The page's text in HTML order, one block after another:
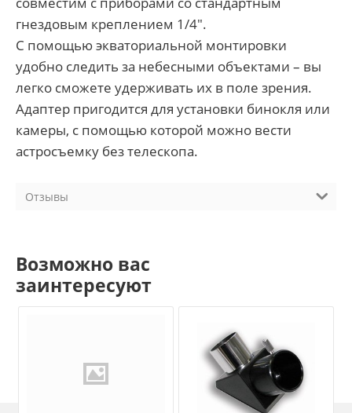
гнездовым креплением 1/4".
С помощью экваториальной монтировки
удобно следить за небесными объектами – вы
легко сможете удерживать их в поле зрения.
Адаптер пригодится для установки бинокля или
камеры, с помощью которой можно вести
астросъемку без телескопа.
Отзывы
Возможно вас
заинтересуют